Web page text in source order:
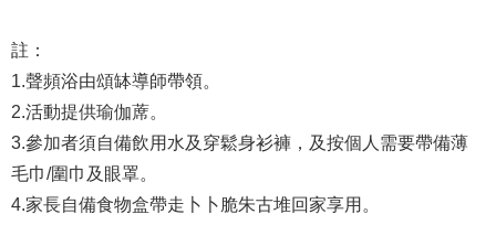
註：
1.聲頻浴由頌缽導師帶領。
2.活動提供瑜伽蓆。
3.參加者須自備飲用水及穿鬆身衫褲，及按個人需要帶備薄
毛巾/圍巾及眼罩。
4.家長自備食物盒帶走卜卜脆朱古堆回家享用。